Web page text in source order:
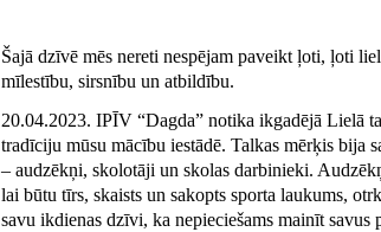
Šajā dzīvē mēs nereti nespējam paveikt ļoti, ļoti
mīlestību, sirsnību un atbildību.
20.04.2023. IPĪV “Dagda” notika ikgadējā Lielā
tradīciju mūsu mācību iestādē. Talkas mērķis bija
– audzēkņi, skolotāji un skolas darbinieki.
lai būtu tīrs, skaists un sakopts sporta laukums,
savu ikdienas dzīvi, ka nepieciešams mainīt